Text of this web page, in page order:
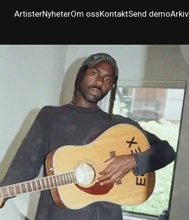
ArtisterNyheterOm ossKontaktSend demoArkiv